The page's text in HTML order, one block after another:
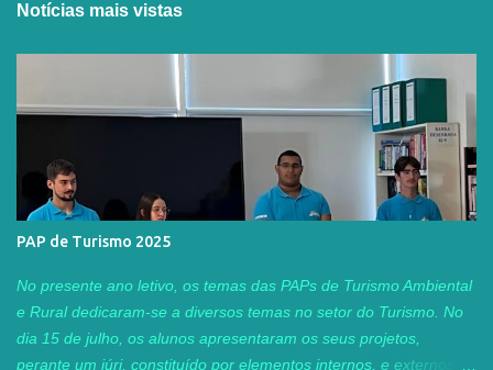
Notícias mais vistas
PAP de Turismo 2025
No presente ano letivo, os temas das PAPs de Turismo Ambiental
e Rural dedicaram-se a diversos temas no setor do Turismo. No
dia 15 de julho, os alunos apresentaram os seus projetos,
perante um júri, constituído por elementos internos, e externos ao